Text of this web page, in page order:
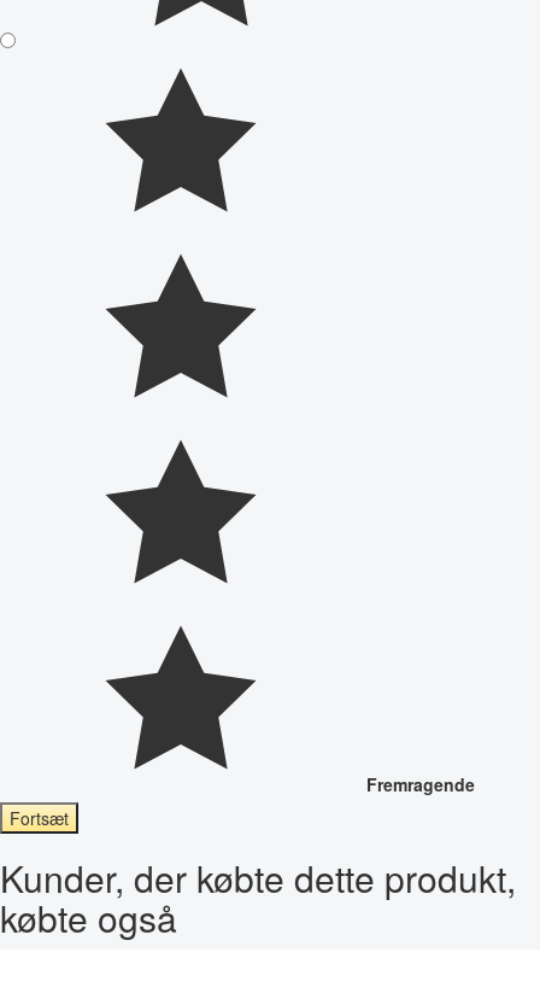
Fremragende
Fortsæt
Kunder, der købte dette produkt,
købte også